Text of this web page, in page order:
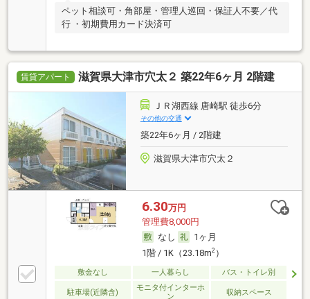
ペット相談可・角部屋・管理人巡回・保証人不要／代
行 ・初期費用カード決済可
賃貸アパート 滋賀県大津市穴太２ 築22年6ヶ月 2階建
ＪＲ湖西線 唐崎駅 徒歩6分
その他の交通
築22年6ヶ月 / 2階建
滋賀県大津市穴太２
6.30万円
管理費8,000円
なし
1ヶ月
1階 / 1K（23.18m2）
敷金なし 一人暮らし バス・トイレ別
駐車場(近隣含)
モニタ付インターホ
ン
収納スペース